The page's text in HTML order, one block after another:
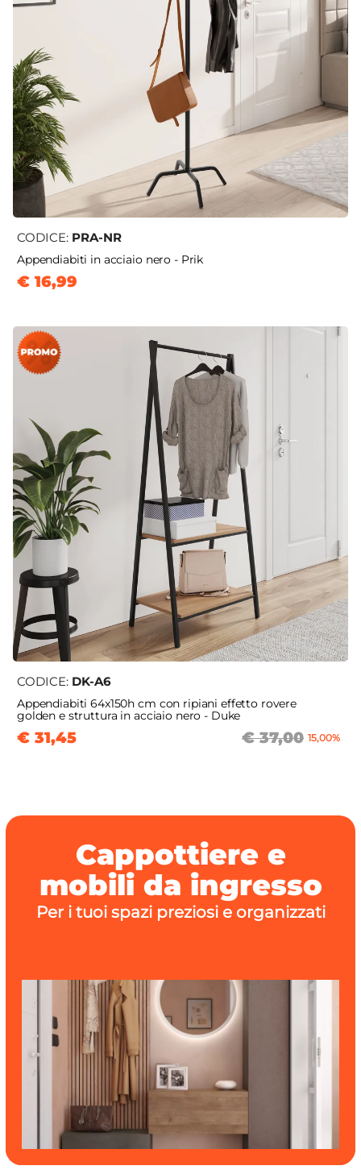
CODICE: PRA-NR
Appendiabiti in acciaio nero - Prik
€ 16,99
CODICE: DK-A6
Appendiabiti 64x150h cm con ripiani effetto rovere
golden e struttura in acciaio nero - Duke
€ 31,45 € 37,00 15,00%
Cappottiere e
mobili da ingresso
Per i tuoi spazi preziosi e organizzati